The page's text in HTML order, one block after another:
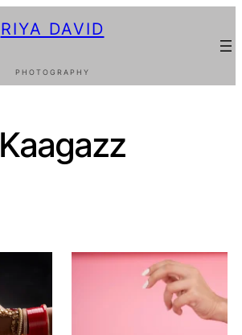
RIYA DAVID
PHOTOGRAPHY
Kaagazz